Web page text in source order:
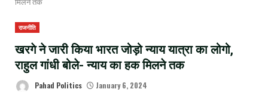
राजनीति
खरगे ने जारी किया भारत जोड़ो न्याय यात्रा का लोगो,
राहुल गांधी बोले- न्याय का हक मिलने तक
Pahad Politics January 6, 2024